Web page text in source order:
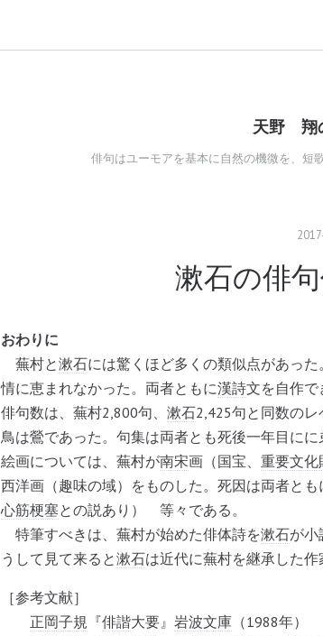
天野 翔
俳句はユーモアを基本に自然の機微を、短
2017
漱石の俳句
おわりに
蕪村と漱石には驚くほど多くの類似点があっ
情に恵まれなかった。両者ともに漢詩文を自作で
俳句数は、蕪村2,800句、 漱石2,425句と同数の
鳥は鶯であった。句集は両者とも死後一年目にに
絵画については、蕪村が南宋画（国宝、 重要文化
西洋画（趣味の域）をものした。死因は両者と
心筋梗塞との説あり） 等々である。
特筆すべきは、蕪村が始めた俳体詩を漱石が小
うして見て来ると漱石は近代に蕪村を継承した作
［参考文献］
正岡子規 『俳諧大要』 岩波文庫 （1988年）